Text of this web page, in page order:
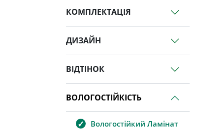
КОМПЛЕКТАЦІЯ
ДИЗАЙН
ВІДТІНОК
ВОЛОГОСТІЙКІСТЬ
Вологостійкий Ламінат